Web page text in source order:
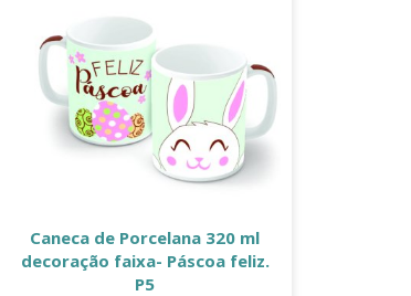
Caneca de Porcelana 320 ml
decoração faixa- Páscoa feliz.
P5